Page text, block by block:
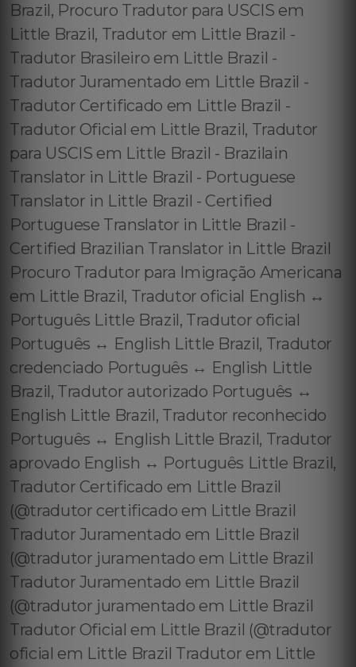
Brazil, Procuro Tradutor para USCIS em
Little Brazil, Tradutor em Little Brazil -
Tradutor Brasileiro em Little Brazil -
Tradutor Juramentado em Little Brazil -
Tradutor Certificado em Little Brazil -
Tradutor Oficial em Little Brazil, Tradutor
para USCIS em Little Brazil - Brazilain
Translator in Little Brazil - Portuguese
Translator in Little Brazil - Certified
Portuguese Translator in Little Brazil -
Certified Brazilian Translator in Little Brazil
Procuro Tradutor para Imigração Americana
em Little Brazil, Tradutor oficial English ↔️
Português Little Brazil, Tradutor oficial
Português ↔️ English Little Brazil, Tradutor
credenciado Português ↔️ English Little
Brazil, Tradutor autorizado Português ↔️
English Little Brazil, Tradutor reconhecido
Português ↔️ English Little Brazil, Tradutor
aprovado English ↔️ Português Little Brazil,
Tradutor Certificado em Little Brazil
(@tradutor certificado em Little Brazil
Tradutor Juramentado em Little Brazil
(@tradutor juramentado em Little Brazil
Tradutor Juramentado em Little Brazil
(@tradutor juramentado em Little Brazil
Tradutor Oficial em Little Brazil (@tradutor
oficial em Little Brazil Tradutor em Little